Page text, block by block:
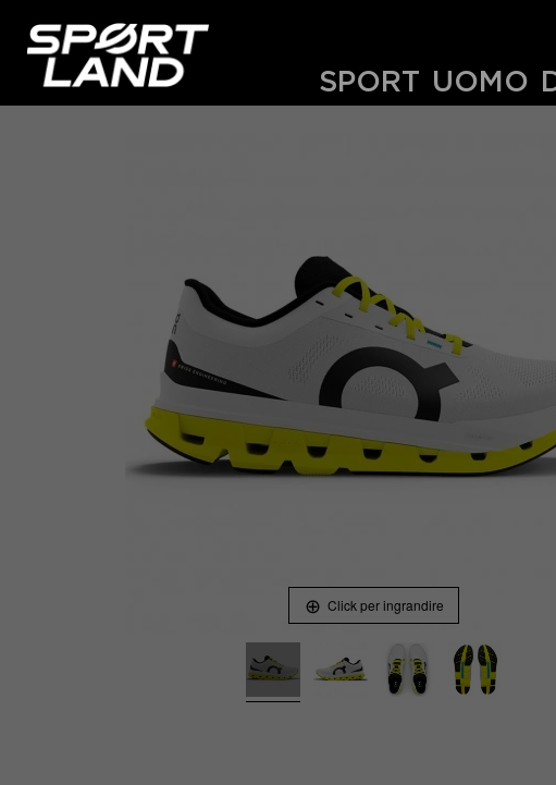
SPORT UOMO
Click per ingrandire